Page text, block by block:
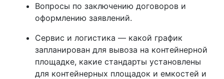
Вопросы по заключению договоров и
оформлению заявлений.
Сервис и логистика — какой график
запланирован для вывоза на контейнерной
площадке, какие стандарты установлены
для контейнерных площадок и емкостей и